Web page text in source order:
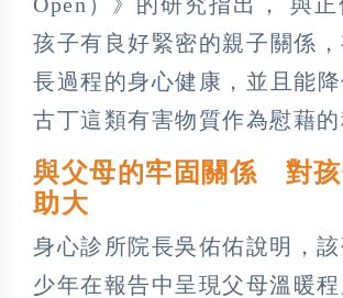
孩子有良好緊密的親子關係
長過程的身心健康，並且能
古丁這類有害物質作為慰藉的
與父母的牢固關係 對孩
助大
身心診所院長吳佑佑說明，
少年在報告中呈現父母溫暖